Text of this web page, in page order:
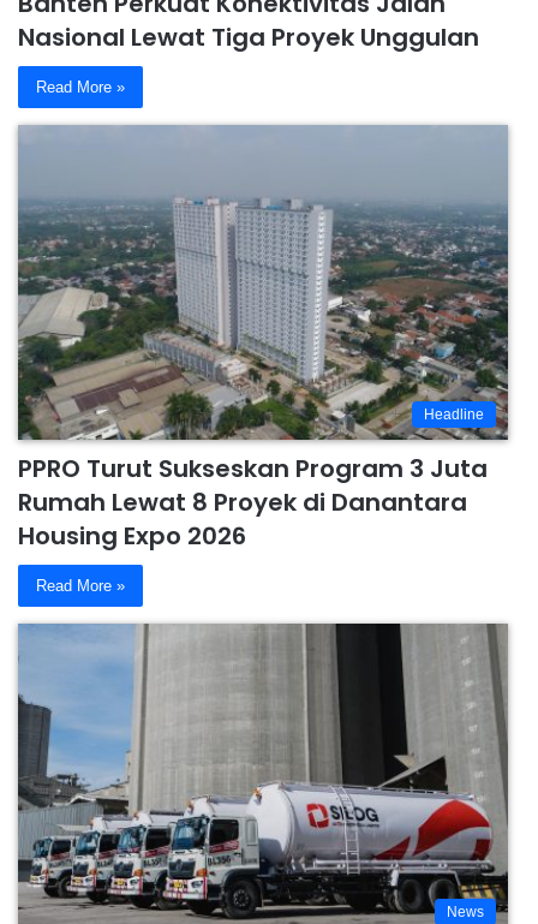
Nasional Lewat Tiga Proyek Unggulan
Read More »
Headline
PPRO Turut Sukseskan Program 3 Juta
Rumah Lewat 8 Proyek di Danantara
Housing Expo 2026
Read More »
News